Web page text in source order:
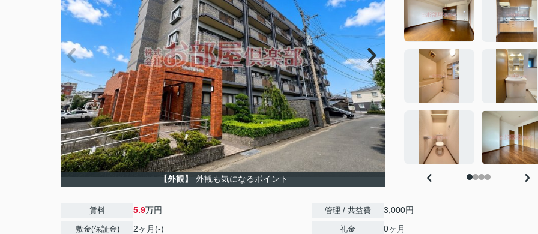
【外観】 外観も気になるポイント
賃料 5.9万円
敷金(保証金) 2ヶ月(-)
管理 / 共益費 3,000円
礼金 0ヶ月